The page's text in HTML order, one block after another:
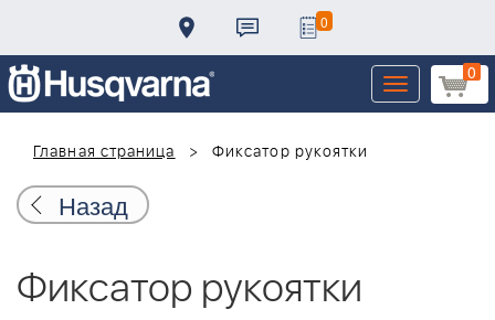
0
0
Toggle
navigation
Главная страница
Фиксатор рукоятки
Назад
Фиксатор рукоятки